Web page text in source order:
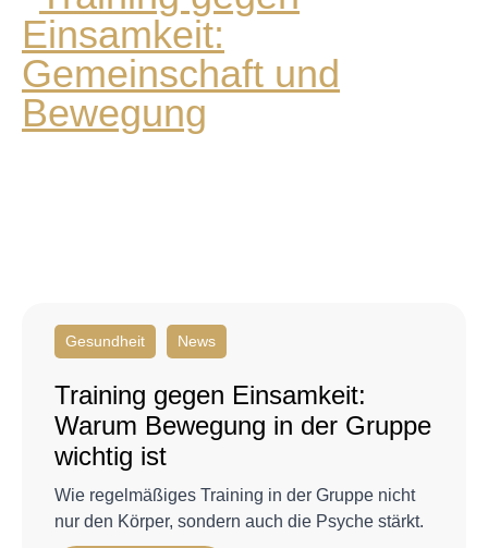
Gesundheit News
Training gegen Einsamkeit:
Warum Bewegung in der Gruppe
wichtig ist
Wie regelmäßiges Training in der Gruppe nicht
nur den Körper, sondern auch die Psyche stärkt.